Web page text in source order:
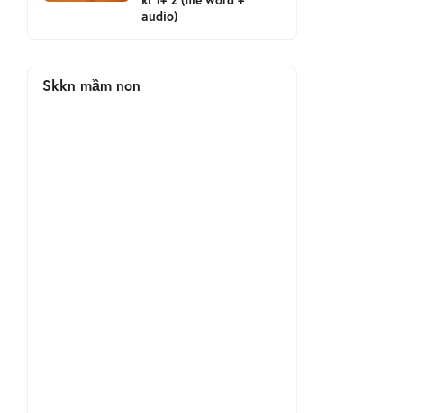
audio)
Skkn mầm non